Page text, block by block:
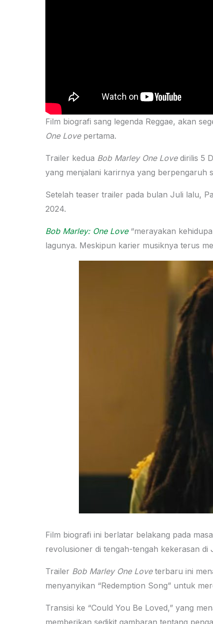
Film biografi sang legenda Reggae, akan
One Love pertama.
Trailer kedua Bob Marley One Lovedirilis 5
yang menjalani karirnya yang berpengaruh
Setelah teaser trailer pada bulan Juli lalu,
2024.
Bob Marley: One Love“merayakan
lagunya. Meskipun karier musiknya terus
Film biografi ini berlatar belakang pada
revolusioner di tengah-tengah kekerasan
Trailer Bob Marley One Loveterbaru ini
menyanyikan “Redemption Song” untuk
Transisi ke “Could You Be Loved,” yang
memberikan sedikit gambaran tentang